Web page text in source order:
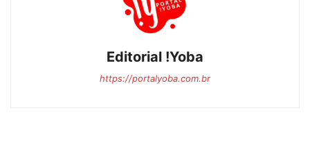
Editorial !Yoba
https://portalyoba.com.br